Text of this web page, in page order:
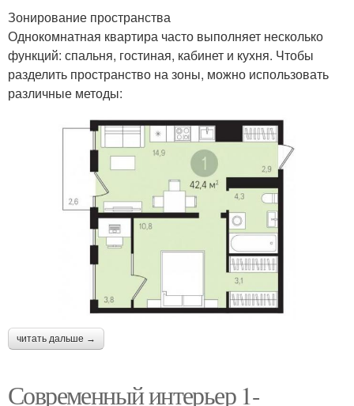
Зонирование пространства
Однокомнатная квартира часто выполняет несколько
функций: спальня, гостиная, кабинет и кухня. Чтобы
разделить пространство на зоны, можно использовать
различные методы:
читать дальше →
Современный интерьер 1-